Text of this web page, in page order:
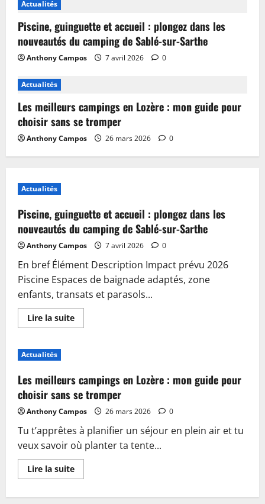
Actualités
Piscine, guinguette et accueil : plongez dans les
nouveautés du camping de Sablé-sur-Sarthe
Anthony Campos 7 avril 2026 0
Actualités
Les meilleurs campings en Lozère : mon guide pour
choisir sans se tromper
Anthony Campos 26 mars 2026 0
Actualités
Piscine, guinguette et accueil : plongez dans les
nouveautés du camping de Sablé-sur-Sarthe
Anthony Campos 7 avril 2026 0
En bref Élément Description Impact prévu 2026
Piscine Espaces de baignade adaptés, zone
enfants, transats et parasols...
Lire la suiteEn
savoir
accueil
:
plongez
dans
les
nouveautés
du
camping
de
Sablé-
sur-
Sarthe
Actualités
Les meilleurs campings en Lozère : mon guide pour
choisir sans se tromper
Anthony Campos 26 mars 2026 0
Tu t’apprêtes à planifier un séjour en plein air et tu
veux savoir où planter ta tente...
Lire la suiteEn
savoir